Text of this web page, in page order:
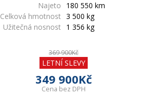
Najeto
180 550 km
Celková hmotnost 3 500 kg
Užitečná nosnost
1 356 kg
369 900Kč
LETNÍ SLEVY
349 900Kč
Cena bez DPH